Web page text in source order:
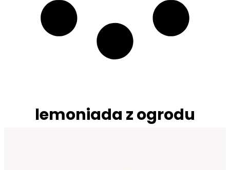
lemoniada z ogrodu